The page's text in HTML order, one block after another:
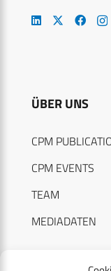
ÜBER UNS
CPM
CPM EVENTS
TEAM
MEDIADATEN